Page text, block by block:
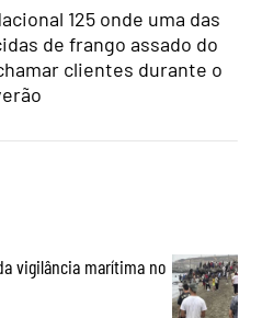
125 onde uma das
de frango assado do
clientes durante o
vigilância marítima no